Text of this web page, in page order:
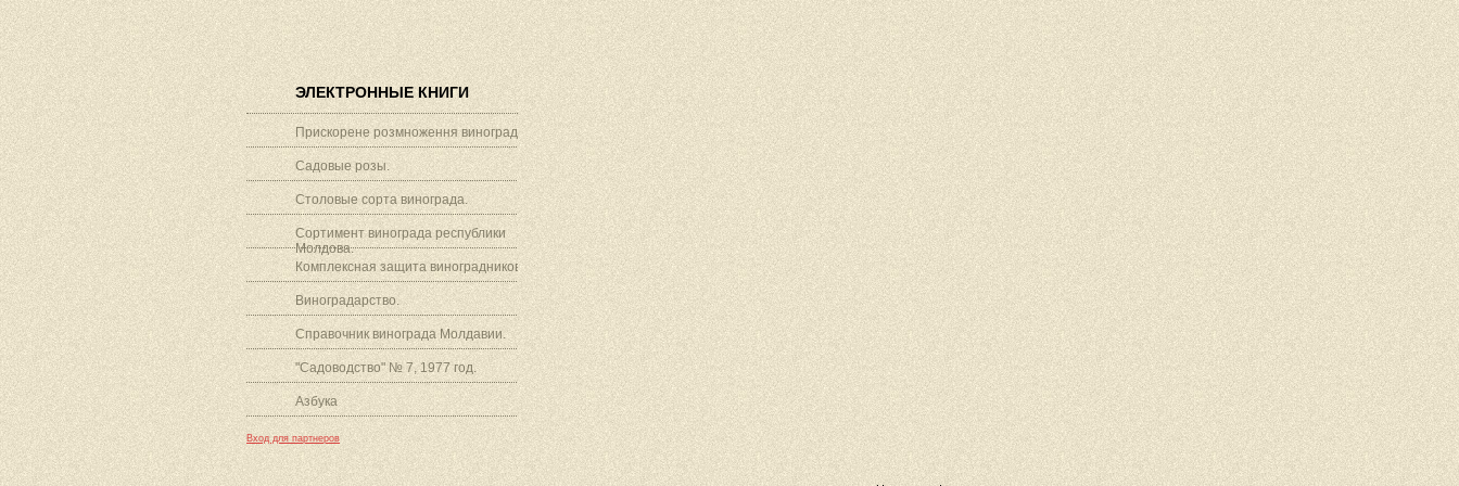
ЭЛЕКТРОННЫЕ КНИГИ
Прискорене розмноження винограду.
Садовые розы.
Столовые сорта винограда.
Сортимент винограда республики
Молдова.
Комплексная защита виноградников.
Виноградарство.
Справочник винограда Молдавии.
"Садоводство" № 7, 1977 год.
Азбука
Вход для партнеров